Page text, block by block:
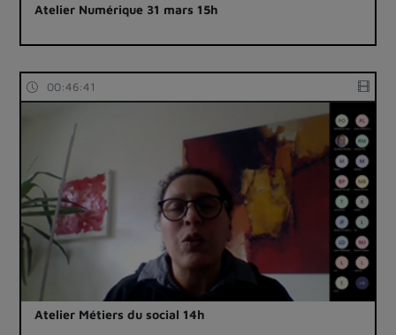
Atelier Numérique 31 mars 15h
00:46:41
Atelier Métiers du social 14h